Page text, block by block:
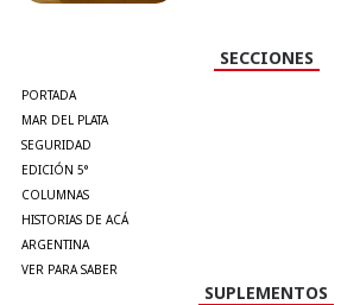
SECCIONES
PORTADA
MAR DEL PLATA
SEGURIDAD
EDICIÓN 5°
COLUMNAS
HISTORIAS DE ACÁ
ARGENTINA
VER PARA SABER
SUPLEMENTOS